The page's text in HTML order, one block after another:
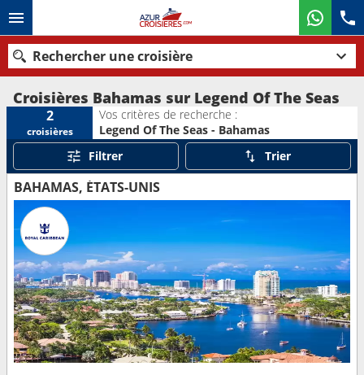
Rechercher une croisière
Nos destinations
Mois de départ
Ports Compagnies
Rechercher
Croisières Bahamas sur Legend Of The Seas
2
croisières
Vos critères de recherche :
Legend Of The Seas - Bahamas
Filtrer
Trier
BAHAMAS, ÉTATS-UNIS